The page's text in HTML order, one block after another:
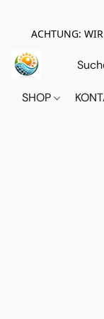
ACHTUNG:
SHOP